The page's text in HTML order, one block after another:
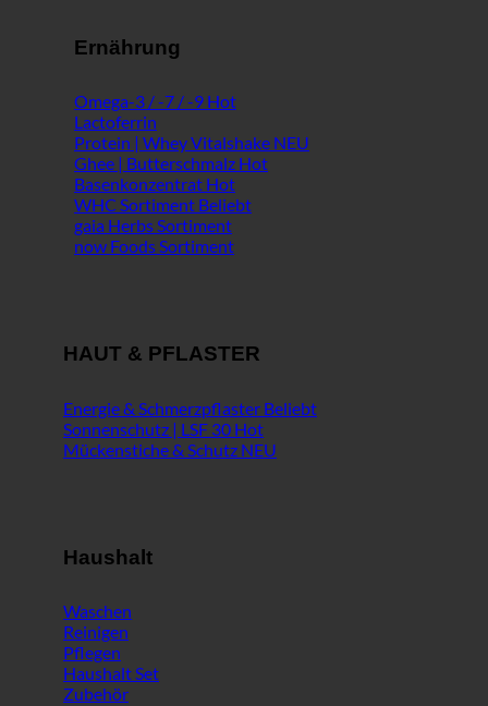
Ernährung
Omega-3 / -7 / -9
Lactoferrin
Protein | Whey Vitalshake
Ghee | Butterschmalz
Basenkonzentrat
WHC Sortiment
gaia Herbs Sortiment
now Foods Sortiment
HAUT & PFLASTER
Energie & Schmerzpflaster
Sonnenschutz | LSF 30
Mückenstiche & Schutz
Haushalt
Waschen
Reinigen
Pflegen
Haushalt Set
Zubehör